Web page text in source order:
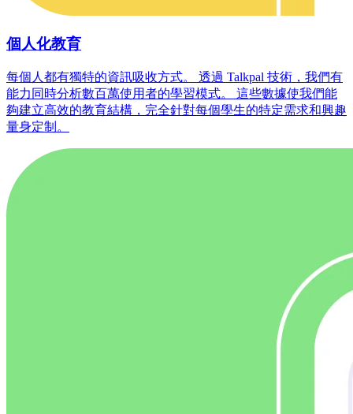
個人化教育
每個人都有獨特的資訊吸收方式。 透過 Talkpal 技術，我們有
能力同時分析數百萬使用者的學習模式。 這些數據使我們能
夠建立高效的教育結構，完全針對每個學生的特定需求和興趣
量身定制。